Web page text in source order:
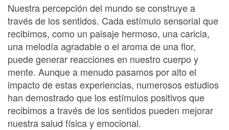
Nuestra percepción del mundo se construye a
través de los sentidos. Cada estímulo sensorial que
recibimos, como un paisaje hermoso, una caricia,
una melodía agradable o el aroma de una flor,
puede generar reacciones en nuestro cuerpo y
mente. Aunque a menudo pasamos por alto el
impacto de estas experiencias, numerosos estudios
han demostrado que los estímulos positivos que
recibimos a través de los sentidos pueden mejorar
nuestra salud física y emocional.